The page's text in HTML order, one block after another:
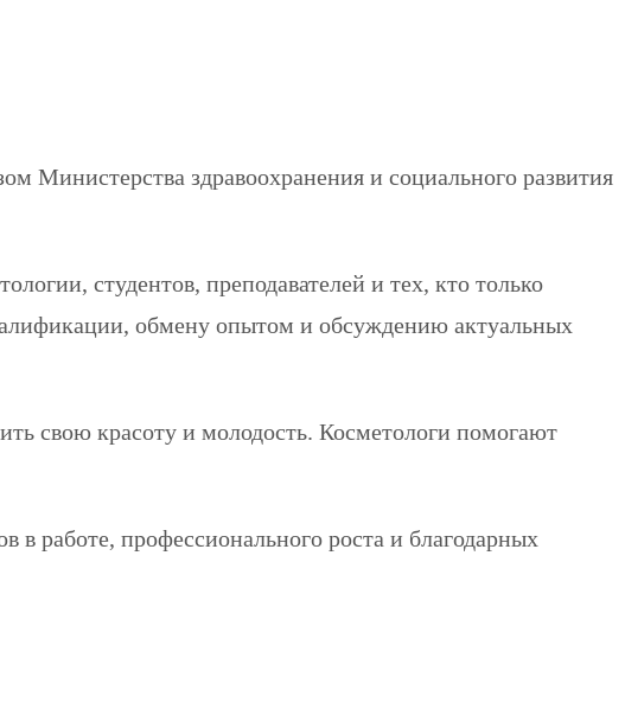
Министерства здравоохранения и социального развития
студентов, преподавателей и тех, кто только
обмену опытом и обсуждению актуальных
свою красоту и молодость. Косметологи помогают
в работе, профессионального роста и благодарных